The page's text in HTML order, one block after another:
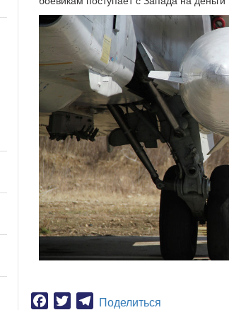
Facebook
TwitterTelegram
Поделиться